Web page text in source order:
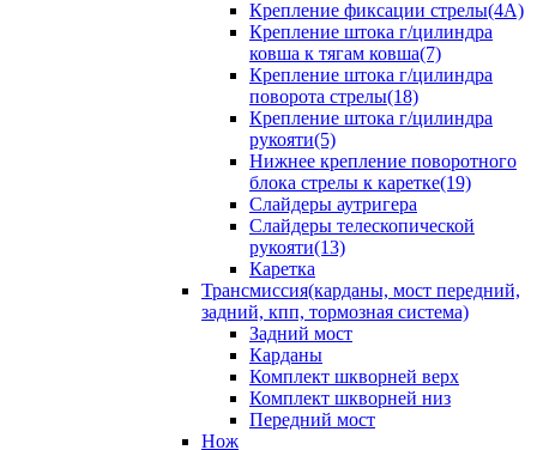
Крепление фиксации стрелы(4A)
Крепление штока г/цилиндра
ковша к тягам ковша(7)
Крепление штока г/цилиндра
поворота стрелы(18)
Крепление штока г/цилиндра
рукояти(5)
Нижнее крепление поворотного
блока стрелы к каретке(19)
Слайдеры аутригера
Слайдеры телескопической
рукояти(13)
Каретка
Трансмиссия(карданы, мост передний,
задний, кпп, тормозная система)
Задний мост
Карданы
Комплект шкворней верх
Комплект шкворней низ
Передний мост
Нож